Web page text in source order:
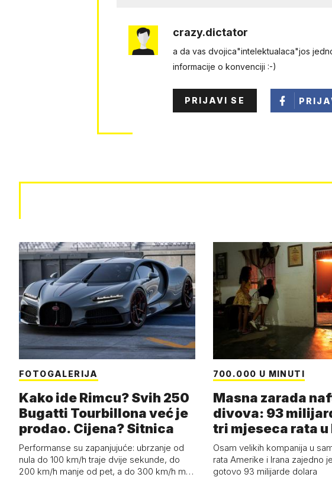
crazy.dictator
a da vas dvojica"intelektualaca"jos
informacije o konvenciji :-)
PRIJAVI SE
FOTOGALERIJA
Kako ide Rimcu? Svih 250
Bugatti Tourbillona već je
prodao. Cijena? Sitnica
Performanse su zapanjujuće: ubrzanje od
nula do 100 km/h traje dvije sekunde, do
200 km/h manje od pet, a do 300 km/h m…
700.000 U MINUTI
Masna zarada
divova: 93
tri mjeseca rata u
Osam velikih kompanija u
rata Amerike i Irana zajedno
gotovo 93 milijarde dolara